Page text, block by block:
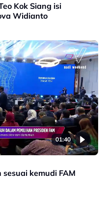
Kok Siang isi
Widianto
01:40
kemudi FAM